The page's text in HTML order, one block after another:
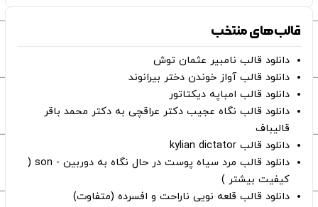
قالب‌های منتخب
دانلود قالب نامبیر عثمان ‌توش
دانلود قالب آواز خوندن دختر بیرانوند
دانلود قالب امباپه دیکتاتور
دانلود قالب نگاه عجیب دکتر عراقچی به دکتر محمد باقر
قالیباف
دانلود قالب kylian dictator
دانلود قالب مرد سیاه پوست در حال نگاه به دوربین - son (
کیفیت بیشتر )
دانلود قالب قلعه نویی ناراحت و افسرده (متفاوت)